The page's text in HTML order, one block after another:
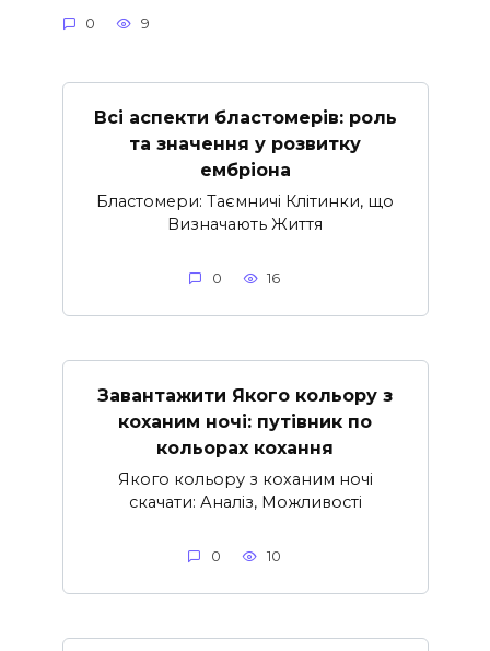
0 9
Всі аспекти бластомерів: роль
та значення у розвитку
ембріона
Бластомери: Таємничі Клітинки, що
Визначають Життя
0 16
Завантажити Якого кольору з
коханим ночі: путівник по
кольорах кохання
Якого кольору з коханим ночі
скачати: Аналіз, Можливості
0 10